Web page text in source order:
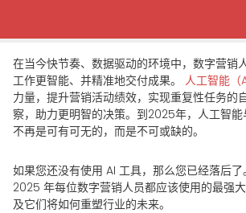
在当今快节奏、数据驱动的环境中，数字营销
工作更智能、并精准地交付成果。 人工智能（
力量，提升营销活动绩效，实现重复性任务的
察，助力更明智的决策。到2025年，人工智
不再是可有可无的，而是不可或缺的。
如果您还没有使用 AI 工具，那么您已经落后
2025 年每位数字营销人员都应该使用的最强
及它们将如何重塑行业的未来。